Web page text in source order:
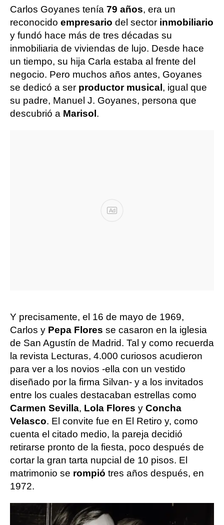
Carlos Goyanes tenía 79 años, era un
reconocido empresario del sector inmobiliario
y fundó hace más de tres décadas su
inmobiliaria de viviendas de lujo. Desde hace
un tiempo, su hija Carla estaba al frente del
negocio. Pero muchos años antes, Goyanes
se dedicó a ser productor musical, igual que
su padre, Manuel J. Goyanes, persona que
descubrió a Marisol.
Ad
Y precisamente, el 16 de mayo de 1969,
Carlos y Pepa Flores se casaron en la iglesia
de San Agustín de Madrid. Tal y como recuerda
la revista Lecturas, 4.000 curiosos acudieron
para ver a los novios -ella con un vestido
diseñado por la firma Silvan- y a los invitados
entre los cuales destacaban estrellas como
Carmen Sevilla, Lola Flores y Concha
Velasco. El convite fue en El Retiro y, como
cuenta el citado medio, la pareja decidió
retirarse pronto de la fiesta, poco después de
cortar la gran tarta nupcial de 10 pisos. El
matrimonio se rompió tres años después, en
1972.